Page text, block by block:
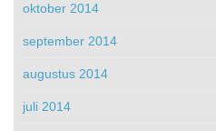
oktober 2014
september 2014
augustus 2014
juli 2014